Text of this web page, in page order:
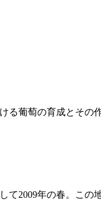
る葡萄の育成とその
て2009年の春。この